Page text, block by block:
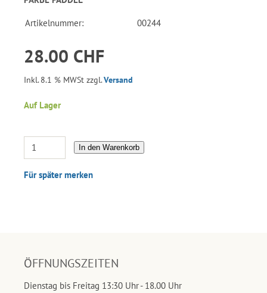
Artikelnummer: 00244
28.00 CHF
Inkl. 8.1 % MWSt zzgl.Versand
Auf Lager
In den Warenkorb
Für später merken
ÖFFNUNGSZEITEN
Dienstag bis Freitag 13:30 Uhr - 18.00 Uhr